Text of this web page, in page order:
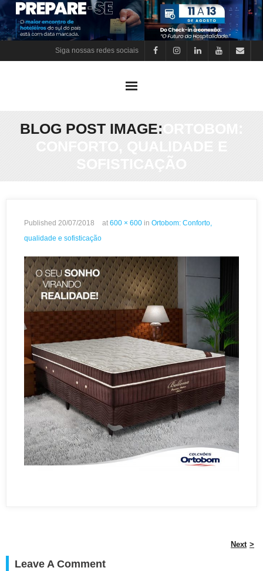
Skip
to
content
Siga nossas redes sociais
BLOG POST IMAGE: ORTOBOM:
CONFORTO, QUALIDADE E
SOFISTICAÇÃO
Published 20/07/2018 at 600 × 600 in Ortobom: Conforto,
qualidade e sofisticação
Next
Leave A Comment